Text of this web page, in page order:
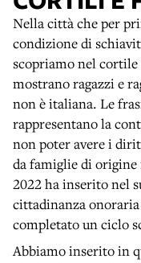
Nella città che per
condizione di
scopriamo nel
mostrano ragazzi e
non è italiana. Le
rappresentano la
non poter avere i
da famiglie di
2022 ha inserito nel
cittadinanza
completato un ciclo
Abbiamo inserito in